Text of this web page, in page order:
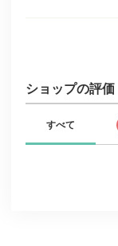
ショップの評価
すべて